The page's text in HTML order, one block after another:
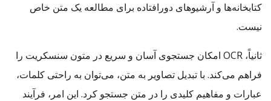
کتابخانه‌ها و آرشیوهای دورافتاده برای مطالعه یک متن خاص
نیست.
ثانیاً، OCR امکان جستجوی آسان و سریع در متون سنسکریت را
فراهم می‌کند. با تبدیل تصاویر به متن، می‌توان به راحتی کلمات،
عبارات و مفاهیم کلیدی را در متن جستجو کرد. این امر، فرآیند